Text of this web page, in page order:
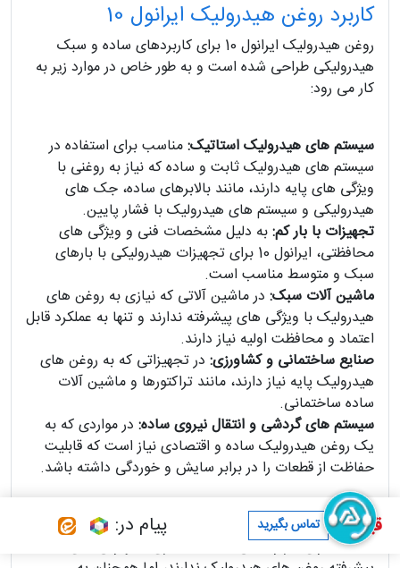
قیمت : تماس بگیرید پیام در:
کاربرد روغن هیدرولیک ایرانول 10
روغن هیدرولیک ایرانول 10 برای کاربردهای ساده و سبک
هیدرولیکی طراحی شده است و به طور خاص در موارد زیر به
کار می رود:
سیستم های هیدرولیک استاتیک:مناسب برای استفاده در
سیستم های هیدرولیک ثابت و ساده که نیاز به روغنی با
ویژگی های پایه دارند، مانند بالابرهای ساده، جک های
هیدرولیکی و سیستم های هیدرولیک با فشار پایین.
تجهیزات با بار کم:به دلیل مشخصات فنی و ویژگی های
محافظتی، ایرانول 10 برای تجهیزات هیدرولیکی با بارهای
سبک و متوسط مناسب است.
ماشین آلات سبک: در ماشین آلاتی که نیازی به روغن های
هیدرولیک با ویژگی های پیشرفته ندارند و تنها به عملکرد قابل
اعتماد و محافظت اولیه نیاز دارند.
صنایع ساختمانی و کشاورزی: در تجهیزاتی که به روغن های
هیدرولیک پایه نیاز دارند، مانند تراکتورها و ماشین آلات
ساده ساختمانی.
سیستم های گردشی و انتقال نیروی ساده: در مواردی که به
یک روغن هیدرولیک ساده و اقتصادی نیاز است که قابلیت
حفاظت از قطعات را در برابر سایش و خوردگی داشته باشد.
این روغن به دلیل سادگی و کارایی پایه، گزینه ای اقتصادی و
مناسب برای کاربردهایی است که نیازی به ویژگی های